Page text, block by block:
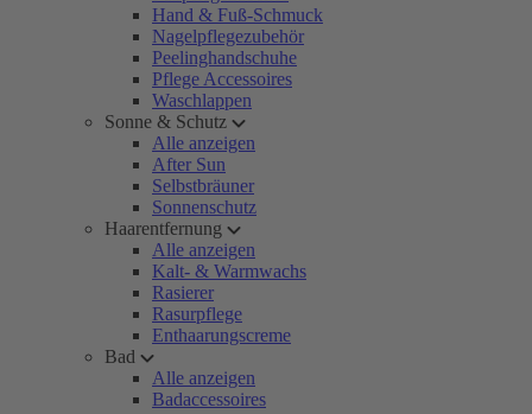
Hand & Fuß-Schmuck
Nagelpflegezubehör
Peelinghandschuhe
Pflege Accessoires
Waschlappen
Sonne & Schutz
Alle anzeigen
After Sun
Selbstbräuner
Sonnenschutz
Haarentfernung
Alle anzeigen
Kalt- & Warmwachs
Rasierer
Rasurpflege
Enthaarungscreme
Bad
Alle anzeigen
Badaccessoires